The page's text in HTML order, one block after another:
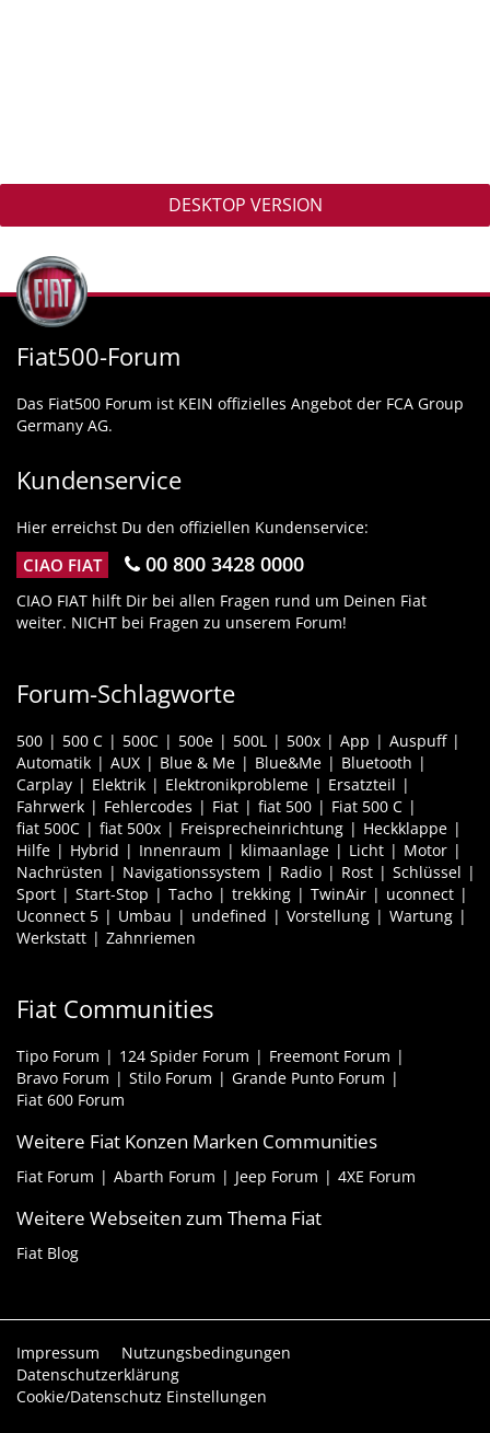
DESKTOP VERSION
Fiat500-Forum
Das Fiat500 Forum ist KEIN offizielles Angebot der FCA Group
Germany AG.
Kundenservice
Hier erreichst Du den offiziellen Kundenservice:
CIAO FIAT 00 800 3428 0000
CIAO FIAT hilft Dir bei allen Fragen rund um Deinen Fiat
weiter. NICHT bei Fragen zu unserem Forum!
Forum-Schlagworte
500 500 C 500C 500e 500L 500x App
Auspuff
Automatik
AUX Blue & Me Blue&Me
Bluetooth
Carplay
Elektrik Elektronikprobleme
Ersatzteil
Fahrwerk
Fehlercodes Fiat fiat 500
Fiat 500 C
fiat 500C
fiat 500x Freisprecheinrichtung
Heckklappe
Hilfe
Hybrid Innenraum klimaanlage Licht
Motor
Nachrüsten
Navigationssystem Radio Rost
Schlüssel
Sport
Start-Stop Tacho trekking TwinAir
uconnect
Uconnect 5
Umbau undefined Vorstellung
Wartung
Werkstatt
Zahnriemen
Fiat Communities
Tipo Forum 124 Spider Forum
Freemont Forum
Bravo Forum
Stilo Forum
Grande Punto Forum
Fiat 600 Forum
Weitere Fiat Konzen Marken Communities
Fiat Forum Abarth Forum Jeep Forum 4XE Forum
Weitere Webseiten zum Thema Fiat
Fiat Blog
Impressum
Nutzungsbedingungen
Datenschutzerklärung
Cookie/Datenschutz Einstellungen